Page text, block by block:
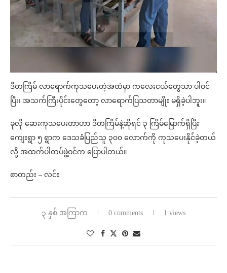
ဒီတကြိမ် လာရောက်ကုသပေးတဲ့အထဲမှာ ကလေးငယ်တွေသာ ပါဝင်
ပြီး၊ အသက်ကြီးပိုင်းတွေတော့ လာရောက်ပြသတာမျိုး မရှိခဲ့ပါဘူး။
ခုလို ဆေးကုသပေးတာဟာ ဒီတကြိမ်နဲ့ဆိုရင် ၃ ကြိမ်မြောက်ရှိပြီး
ကျေးရွာ ၅ ရွာက ဒေသခံပြည်သူ ၃၀၀ လောက်ကို ကုသပေးနိုင်ခဲ့တယ်
လို့ အထက်ပါတပ်ဖွဲ့ဝင်က ပြောပါတယ်။
စာတည်း – လင်း
၃ နှစ် အကြာက 0 comments 1 views